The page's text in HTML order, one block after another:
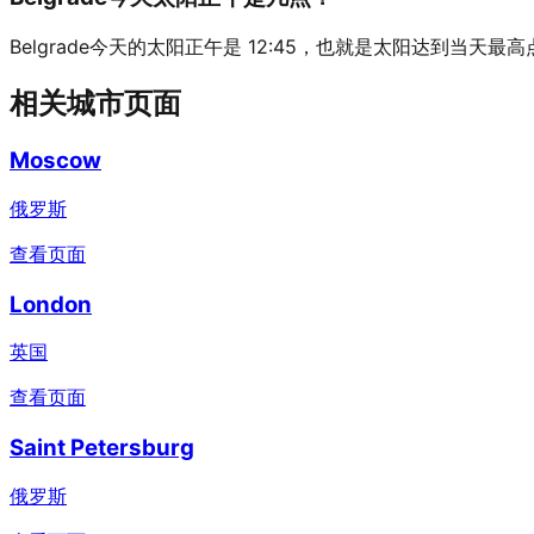
Belgrade今天的太阳正午是 12:45，也就是太阳达到当天最高
相关城市页面
Moscow
俄罗斯
查看页面
London
英国
查看页面
Saint Petersburg
俄罗斯